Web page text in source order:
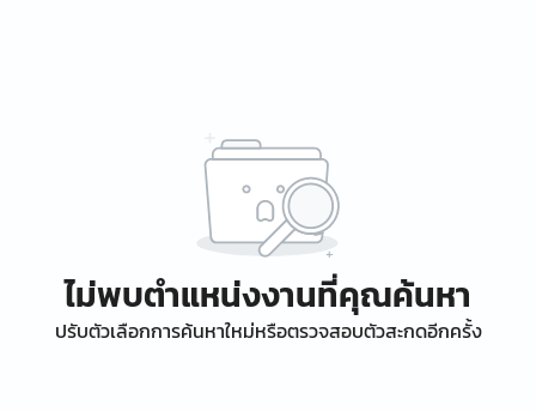
ไม่พบตำแหน่งงานที่คุณค้นหา
ปรับตัวเลือกการค้นหาใหม่หรือตรวจสอบตัวสะกดอีกครั้ง